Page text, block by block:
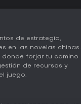
de estrategia,
en las novelas chinas.
donde forjar tu camino
de recursos y
juego.